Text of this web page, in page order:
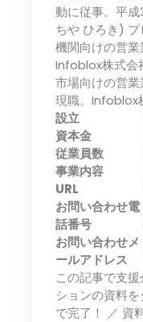
動に従事。平
ちや ひろき)
機関向けの営
Infoblox株式会
市場向けの営
現職。Infoblox
設立
資本金
従業員数
事業内容
URL
お問い合わせ電
話番号
お問い合わせメ
ールアドレス
この記事で支
ションの資料
で完了！ ／ 資